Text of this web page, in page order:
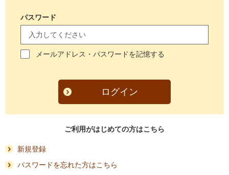
パスワード
メールアドレス・パスワードを記憶する
ログイン
ご利用がはじめての方はこちら
新規登録
パスワードを忘れた方はこちら